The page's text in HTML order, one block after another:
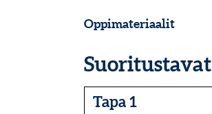
Oppimateriaalit
Suoritustavat
Tapa 1